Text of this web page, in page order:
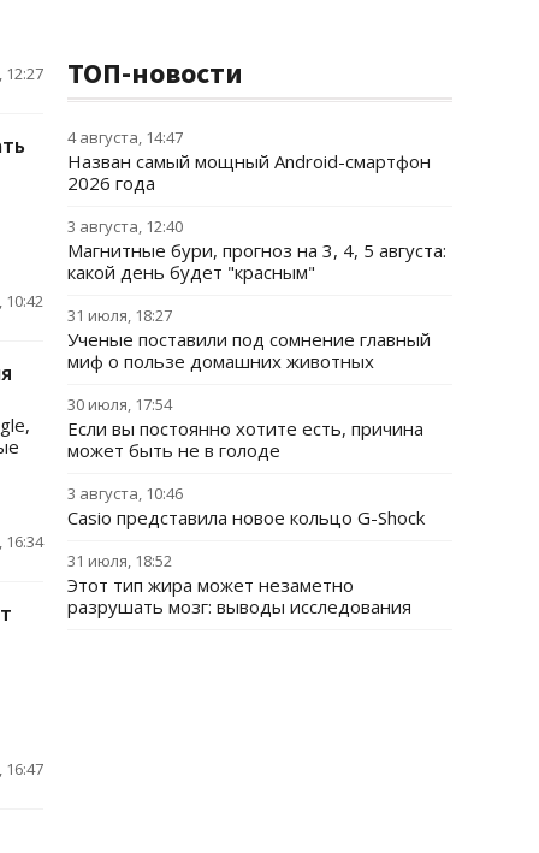
ТОП-новости
4 августа, 14:47
Назван самый мощный Android-смартфон
2026 года
3 августа, 12:40
Магнитные бури, прогноз на 3, 4, 5 августа:
какой день будет "красным"
31 июля, 18:27
Ученые поставили под сомнение главный
миф о пользе домашних животных
30 июля, 17:54
Если вы постоянно хотите есть, причина
может быть не в голоде
3 августа, 10:46
Casio представила новое кольцо G-Shock
31 июля, 18:52
Этот тип жира может незаметно
разрушать мозг: выводы исследования